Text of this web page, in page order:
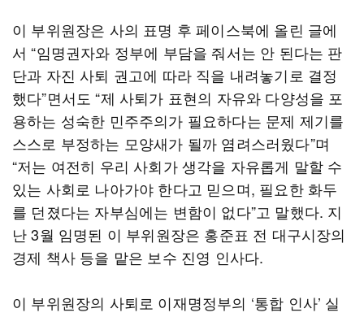
이 부위원장은 사의 표명 후 페이스북에 올린 글에
서 “임명권자와 정부에 부담을 줘서는 안 된다는 판
단과 자진 사퇴 권고에 따라 직을 내려놓기로 결정
했다”면서도 “제 사퇴가 표현의 자유와 다양성을 포
용하는 성숙한 민주주의가 필요하다는 문제 제기를
스스로 부정하는 모양새가 될까 염려스러웠다”며
“저는 여전히 우리 사회가 생각을 자유롭게 말할 수
있는 사회로 나아가야 한다고 믿으며, 필요한 화두
를 던졌다는 자부심에는 변함이 없다”고 말했다. 지
난 3월 임명된 이 부위원장은 홍준표 전 대구시장의
경제 책사 등을 맡은 보수 진영 인사다.
이 부위원장의 사퇴로 이재명정부의 ‘통합 인사’ 실